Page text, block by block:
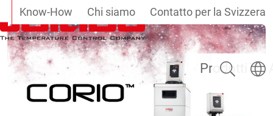
Salta al contenuto principale
Prodotti
Know-How Chi siamo Contatto per la Svizzera
Ricerca